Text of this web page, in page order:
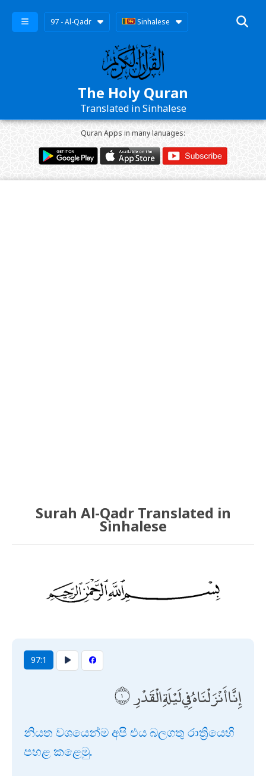
97 - Al-Qadr Sinhalese
The Holy Quran
Translated in Sinhalese
Quran Apps in many lanuages:
Surah Al-Qadr Translated in
Sinhalese
97:1
إِنَّا أَنْزَلْنَاهُ فِي لَيْلَةِ الْقَدْرِ
නියත වශයෙන්ම අපි එය බලගතු රාත්‍රියෙහි
පහළ කළෙමු.